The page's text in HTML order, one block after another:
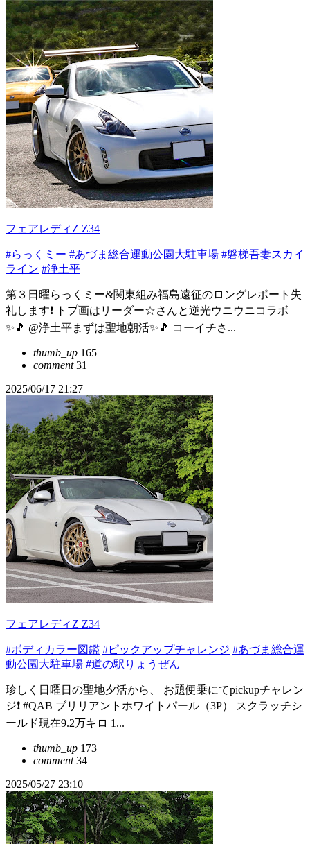
フェアレディZ Z34
#らっくミー #あづま総合運動公園大駐車場 #磐梯吾妻スカイ
ライン #浄土平
第３日曜らっくミー&関東組み福島遠征のロングレポート失
礼します❗️ トプ画はリーダー☆さんと逆光ウニウニコラボ
✨🎵 @浄土平まずは聖地朝活✨🎵 コーイチさ...
thumb_up 165
comment31
2025/06/17 21:27
フェアレディZ Z34
#ボディカラー図鑑 #ピックアップチャレンジ #あづま総合運
動公園大駐車場 #道の駅りょうぜん
珍しく日曜日の聖地夕活から、 お題便乗にてpickupチャレン
ジ❗️ #QAB ブリリアントホワイトパール（3P） スクラッチシ
ールド現在9.2万キロ 1...
thumb_up 173
comment34
2025/05/27 23:10